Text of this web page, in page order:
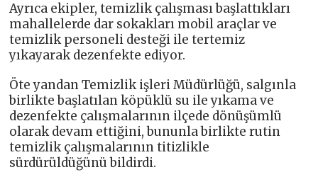
Ayrıca ekipler, temizlik çalışması başlattıkları
mahallelerde dar sokakları mobil araçlar ve
temizlik personeli desteği ile tertemiz
yıkayarak dezenfekte ediyor.
Öte yandan Temizlik işleri Müdürlüğü, salgınla
birlikte başlatılan köpüklü su ile yıkama ve
dezenfekte çalışmalarının ilçede dönüşümlü
olarak devam ettiğini, bununla birlikte rutin
temizlik çalışmalarının titizlikle
sürdürüldüğünü bildirdi.